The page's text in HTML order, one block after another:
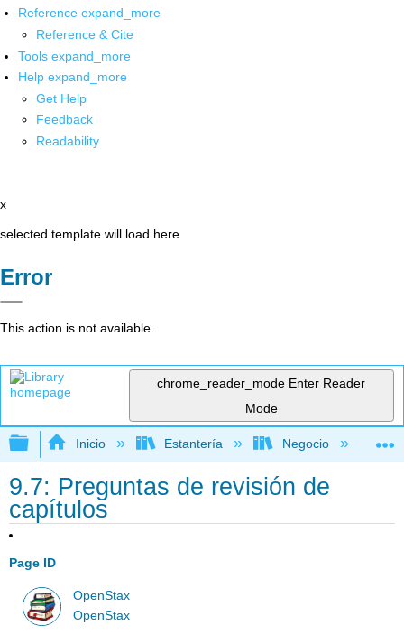
Reference expand_more
Reference & Cite
Tools expand_more
Help expand_more
Get Help
Feedback
Readability
x
selected template will load here
Error
This action is not available.
chrome_reader_mode Enter Reader
Mode
Expandir/contraer jerarquía global
Inicio Estantería Negocio
9.7: Preguntas de revisión de
capítulos
Page ID
OpenStax
OpenStax